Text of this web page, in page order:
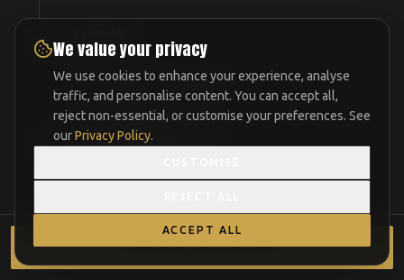
04 Launch
Συνδέουμε domain, φόρμες, analytics και κάνουμε
τους απαραίτητους ελέγχους.
05 Manage & Improve
Στόχος: λιγότερο χάος, λιγότερες καθυστερήσεις, περισσότερη
καθαρότητα.
ΖΉΤΗΣΕ ΠΡΌΤΑΣΗ
We value your privacy
We use cookies to enhance your experience, analyse
traffic, and personalise content. You can accept all,
reject non-essential, or customise your preferences. See
ourPrivacy Policy.
ACCEPT ALL